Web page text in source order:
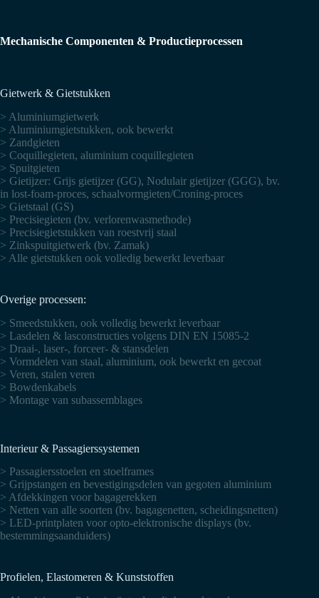
Mechanische Componenten & Productieprocessen
Gietwerk & Gietstukken
> Aluminiumgietwerk
> Aluminiumgietstukken, ook bewerkt
> Zandgieten
> Coquillegieten, aluminium coquillegieten
> Spuitgieten
> Gietijzer: Grijs gietijzer (GG), Nodulair gietijzer (GGG), bv.
in lost-foam-proces, schaalvormgieten/Croning-proces
> Gietstaal (GS)
> Precisiegieten (bv. verlorenwasmethode)
> Precisiegietstukken van roestvrij staal
> Zinkspuitgietwerk (bv. Zamak)
> Alle gietstukken ook volledig bewerkt leverbaar
Overige processen:
> Smeedstukken, ook volledig bewerkt leverbaar
> Lasdelen & lasconstructies volgens DIN EN 15085-2
> Draai-, laser-, forceer- & stansdelen
> Vormdelen van staal, aluminium, ook bewerkt en gecoat
> Veren, stalen veren
> Bowdenkabels
> Montage van subassemblages
Interieur & Passagierssystemen
> Passagiersstoelen en stoelframes
> Grijpstangen en bevestigingsdelen van gegoten aluminium
> Afdekkingen voor bagagerekken
> Netten van alle soorten (bv. bagagenetten, scheidingsnetten)
> LED-printplaten voor opto-elektronische displays (bv.
bestemmingsaanduiders)
Profielen, Elastomeren & Kunststoffen